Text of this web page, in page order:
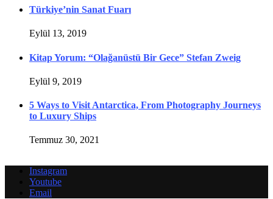
Türkiye’nin Sanat Fuarı
Eylül 13, 2019
Kitap Yorum: “Olağanüstü Bir Gece” Stefan Zweig
Eylül 9, 2019
5 Ways to Visit Antarctica, From Photography Journeys
to Luxury Ships
Temmuz 30, 2021
Instagram
Youtube
Email